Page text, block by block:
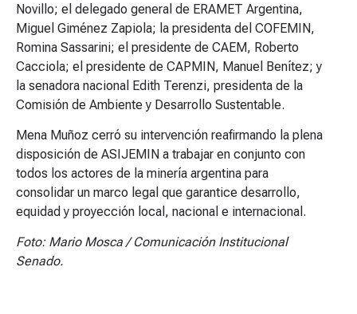
Novillo; el delegado general de ERAMET Argentina,
Miguel Giménez Zapiola; la presidenta del COFEMIN,
Romina Sassarini; el presidente de CAEM, Roberto
Cacciola; el presidente de CAPMIN, Manuel Benítez; y
la senadora nacional Edith Terenzi, presidenta de la
Comisión de Ambiente y Desarrollo Sustentable.
Mena Muñoz cerró su intervención reafirmando la plena
disposición de ASIJEMIN a trabajar en conjunto con
todos los actores de la minería argentina para
consolidar un marco legal que garantice desarrollo,
equidad y proyección local, nacional e internacional.
Foto: Mario Mosca / Comunicación Institucional
Senado.